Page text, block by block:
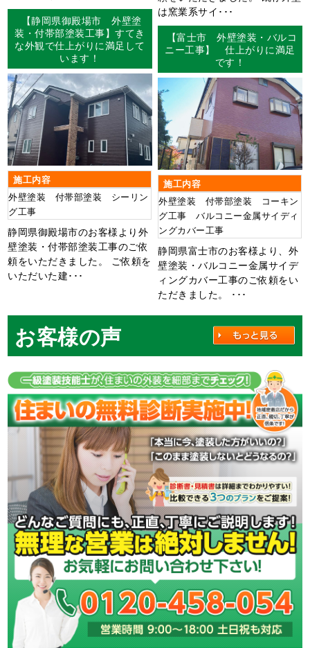
は窯業系サイ･･･
【静岡県御殿場市 外壁塗
装・付帯部塗装工事】すてき
な外観で仕上がりに満足して
います！
施工内容
外壁塗装 付帯部塗装 シーリン
グ工事
静岡県御殿場市のお客様より外
壁塗装・付帯部塗装工事のご依
頼をいただきました。 ご依頼を
いただいた建･･･
【富士市 外壁塗装・バルコ
ニー工事】 仕上がりに満足
です！
施工内容
外壁塗装 付帯部塗装 コーキン
グ工事 バルコニー金属サイディ
ングカバー工事
静岡県富士市のお客様より、外
壁塗装・バルコニー金属サイデ
ィングカバー工事のご依頼をい
ただきました。 ･･･
お客様の声